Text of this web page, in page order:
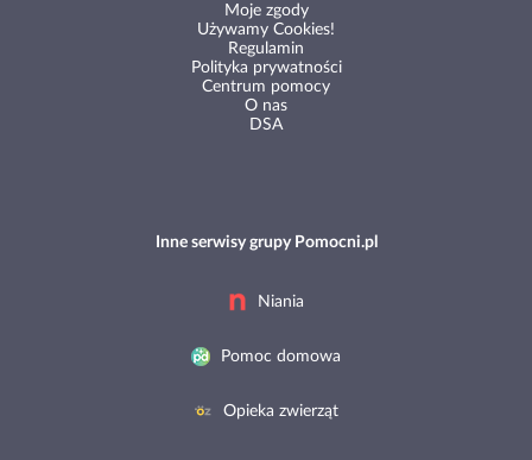
Moje zgody
Używamy Cookies!
Regulamin
Polityka prywatności
Centrum pomocy
O nas
DSA
Inne serwisy grupy Pomocni.pl
Niania
Pomoc domowa
Opieka zwierząt